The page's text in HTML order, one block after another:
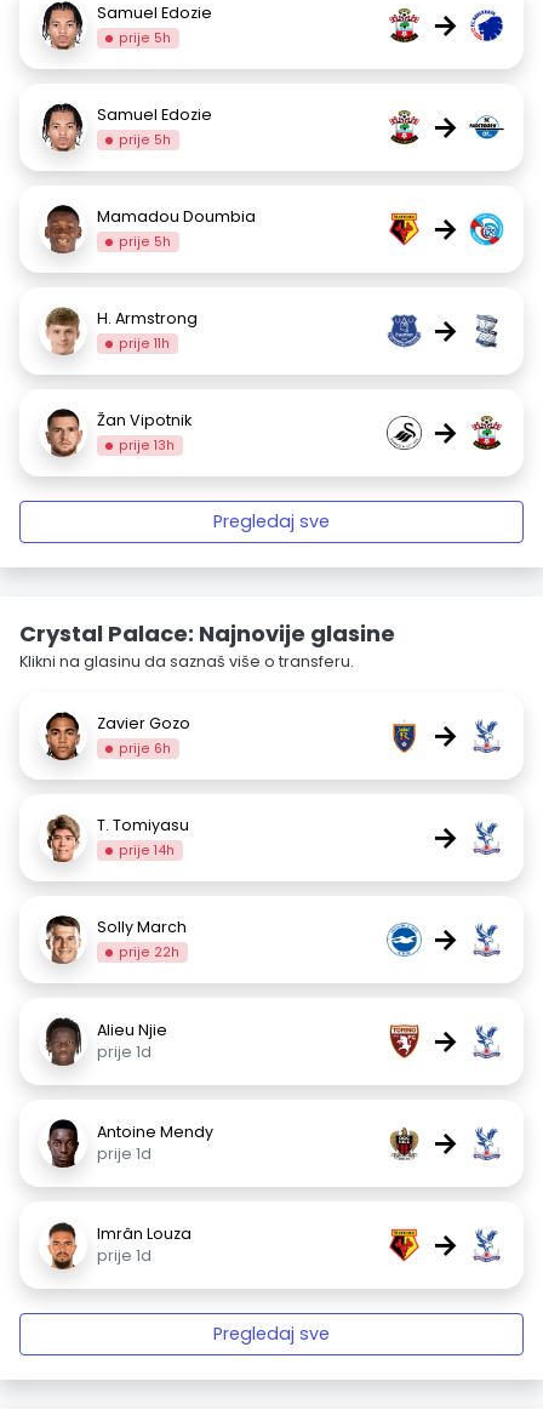
Samuel Edozie
prije 5h →
Samuel Edozie
prije 5h →
Mamadou Doumbia
prije 5h →
H. Armstrong
prije 11h →
Žan Vipotnik
prije 13h →
Pregledaj sve
Crystal Palace: Najnovije glasine
Klikni na glasinu da saznaš više o transferu.
Zavier Gozo
prije 6h →
T. Tomiyasu
prije 14h →
Solly March
prije 22h →
Alieu Njie
prije 1d
→
Antoine Mendy
prije 1d
→
Imrân Louza
prije 1d
→
Pregledaj sve